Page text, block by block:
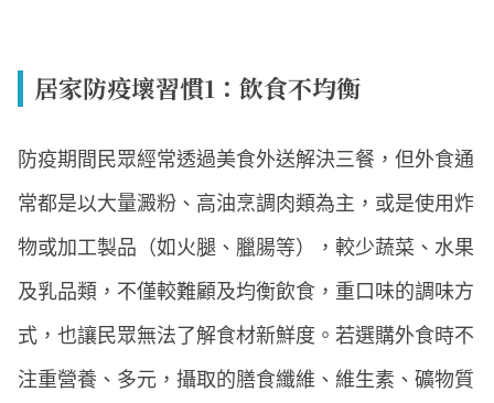
居家防疫壞習慣1：飲食不均衡
防疫期間民眾經常透過美食外送解決三餐，但外食通
常都是以大量澱粉、高油烹調肉類為主，或是使用炸
物或加工製品（如火腿、臘腸等），較少蔬菜、水果
及乳品類，不僅較難顧及均衡飲食，重口味的調味方
式，也讓民眾無法了解食材新鮮度。若選購外食時不
注重營養、多元，攝取的膳食纖維、維生素、礦物質